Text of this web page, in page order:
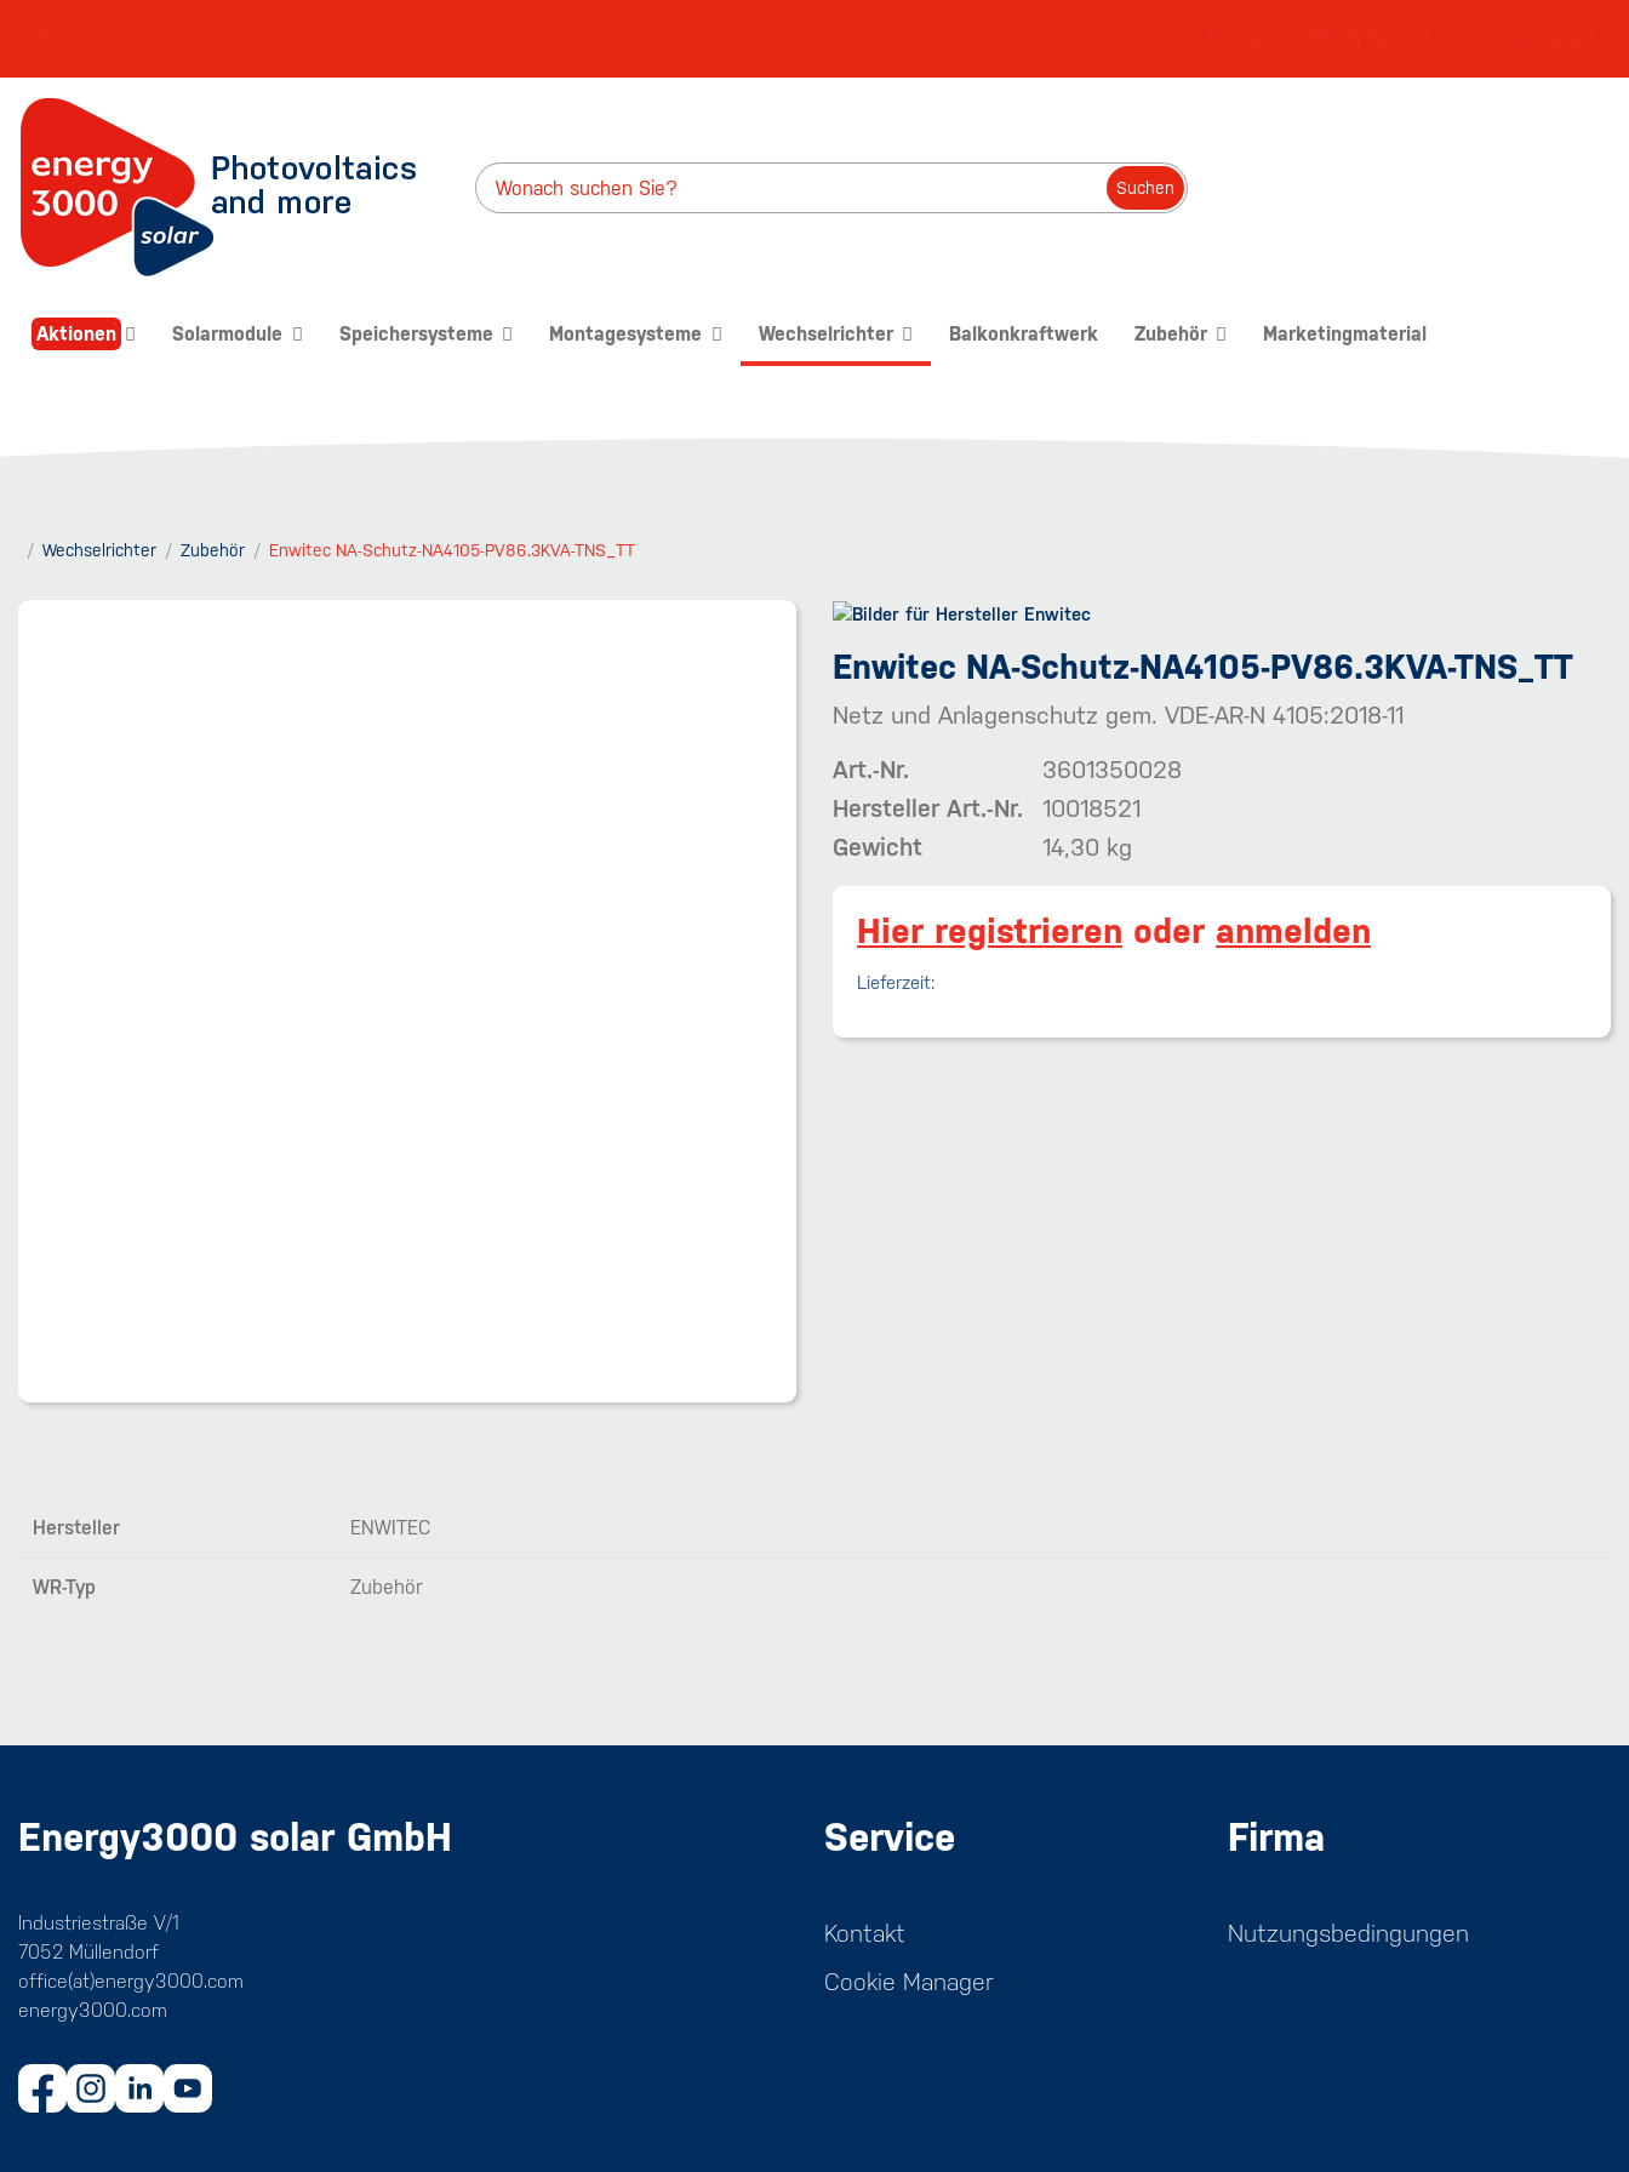
Suchen
Aktionen Solarmodule Speichersysteme Montagesysteme Wechselrichter Balkonkraftwerk Zubehör Marketingmaterial
Wechselrichter Zubehör Enwitec NA-Schutz-NA4105-PV86.3KVA-TNS_TT
Enwitec NA-Schutz-NA4105-PV86.3KVA-TNS_TT
Netz und Anlagenschutz gem. VDE-AR-N 4105:2018-11
Art.-Nr.
3601350028
Hersteller Art.-Nr.
10018521
Gewicht
14,30 kg
Hier registrieren oder anmelden
Lieferzeit:
Hersteller ENWITEC
WR-Typ Zubehör
Energy3000 solar GmbH
Industriestraße V/1
7052 Müllendorf
office(at)energy3000.com
energy3000.com
Service
Kontakt
Cookie Manager
Firma
Nutzungsbedingungen